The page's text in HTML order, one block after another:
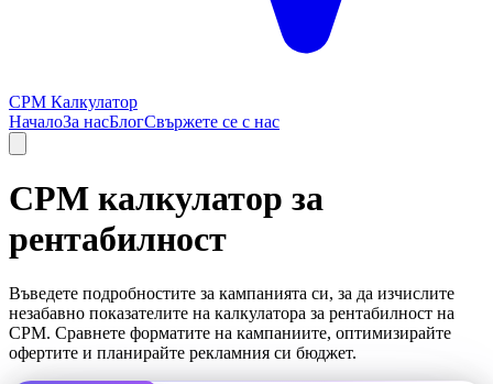
CPM Калкулатор
НачалоЗа насБлогСвържете се с нас
CPM калкулатор за
рентабилност
Въведете подробностите за кампанията си, за да изчислите
незабавно показателите на калкулатора за рентабилност на
CPM. Сравнете форматите на кампаниите, оптимизирайте
офертите и планирайте рекламния си бюджет.